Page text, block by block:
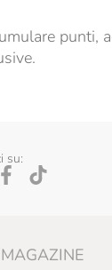
punti,
su:
MAGAZINE